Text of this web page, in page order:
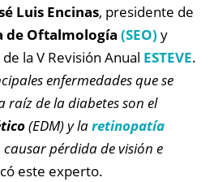
Luis Encinas, presidente de
de Oftalmología (SEO) y
la V Revisión Anual ESTEVE.
enfermedades que se
de la diabetes son el
(EDM) y laretinopatía
causar pérdida de visión e
este experto.